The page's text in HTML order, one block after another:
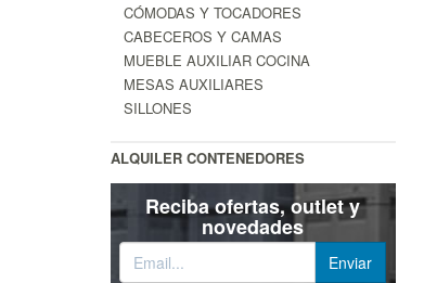
CÓMODAS Y TOCADORES
CABECEROS Y CAMAS
MUEBLE AUXILIAR COCINA
MESAS AUXILIARES
SILLONES
ALQUILER CONTENEDORES
Reciba ofertas, outlet y
novedades